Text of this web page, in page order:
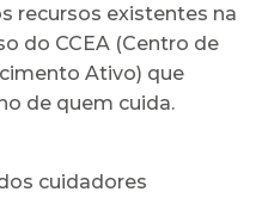
recursos existentes na
do CCEA (Centro de
Ativo) que
de quem cuida.
cuidadores